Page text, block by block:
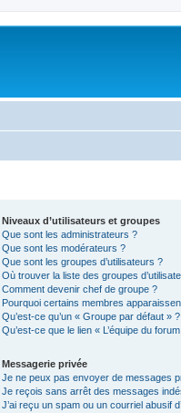
Niveaux d’utilisateurs et groupes
Que sont les administrateurs ?
Que sont les modérateurs ?
Que sont les groupes d’utilisateurs ?
Où trouver la liste des groupes
Comment devenir chef de groupe ?
Pourquoi certains membres
Qu’est-ce qu’un « Groupe par défaut » ?
Qu’est-ce que le lien « L’équipe du
Messagerie privée
Je ne peux pas envoyer de messages
Je reçois sans arrêt des messages
J’ai reçu un spam ou un courriel abusif